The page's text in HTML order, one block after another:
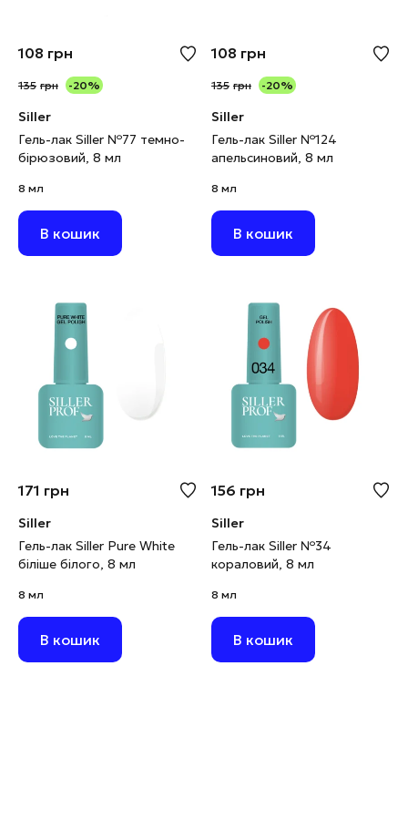
108 грн
135 грн -20%
Siller
Гель-лак Siller №77 темно-
бірюзовий, 8 мл
8 мл
В кошик
108 грн
135 грн -20%
Siller
Гель-лак Siller №124
апельсиновий, 8 мл
8 мл
В кошик
171 грн
Siller
Гель-лак Siller Pure White
біліше білого, 8 мл
8 мл
В кошик
156 грн
Siller
Гель-лак Siller №34
кораловий, 8 мл
8 мл
В кошик